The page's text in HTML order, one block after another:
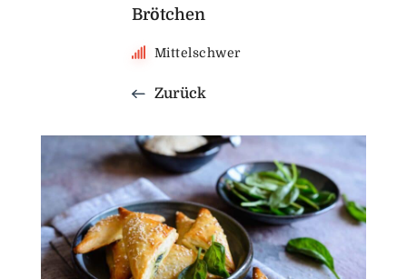
Brötchen
Mittelschwer
Zurück